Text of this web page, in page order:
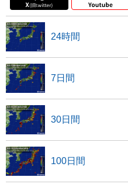
24時間
7日間
30日間
100日間